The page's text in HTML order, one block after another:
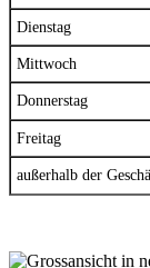
Dienstag
Mittwoch
Donnerstag
Freitag
außerhalb der